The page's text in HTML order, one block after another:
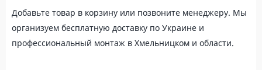
Добавьте товар в корзину или позвоните менеджеру. Мы
организуем бесплатную доставку по Украине и
профессиональный монтаж в Хмельницком и области.